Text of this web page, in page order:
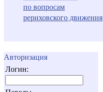
по вопросам
рериховского движения
Авторизация
Логин: